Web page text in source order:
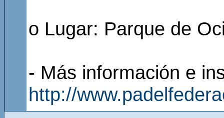
o Lugar: Parque de
- Más información e
http://